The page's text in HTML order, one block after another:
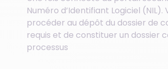
Numéro d’Identifiant Logiciel
procéder au dépôt du dossier de
requis et de constituer un dossier
processus